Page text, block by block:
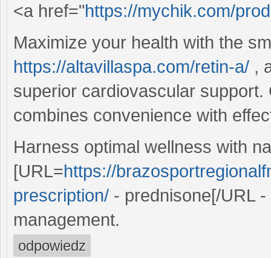
<a href="https://mychik.com/
Maximize your health with the
https://altavillaspa.com/retin-a/ ,
superior cardiovascular
combines convenience with
Harness optimal wellness with
[URL=https://
prescription/ - prednisone[/URL
management.
odpowiedz